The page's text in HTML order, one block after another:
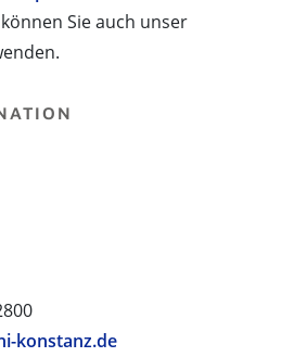
Sie auch unser
konstanz.de